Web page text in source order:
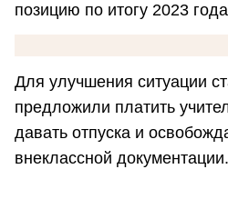
позицию по итогу 2023
Для улучшения ситуации
предложили платить
давать отпуска и
внеклассной документации.